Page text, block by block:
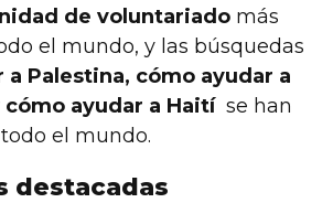
de voluntariado más
el mundo, y las búsquedas
a Palestina, cómo ayudar a
ayudar a Haitíse han
el mundo.
destacadas